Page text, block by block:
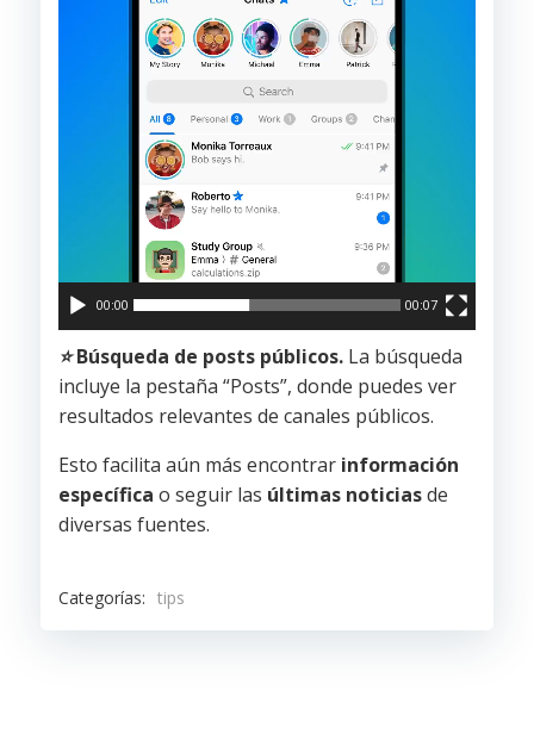
00:00 00:07
⭐ Búsqueda de posts públicos. La búsqueda
incluye la pestaña “Posts”, donde puedes ver
resultados relevantes de canales públicos.
Esto facilita aún más encontrar información
específica o seguir las últimas noticiasde
diversas fuentes.
Categorías: tips